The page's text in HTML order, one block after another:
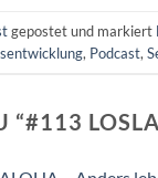
gepostet und markiert
, Podcast,
“#113